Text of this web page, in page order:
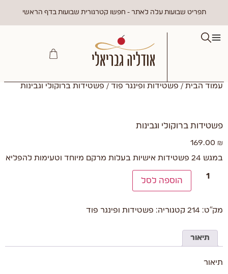
תפריט שבועות עלה לאתר - חפשו קטרגורית שבועות בדף הראשי
עמוד הבית / פשטידות ופינגר פוד / פשטידות ברוקולי וגבינות
פשטידות ברוקולי וגבינות
169.00 ₪
במגש 24 פשטידות אישיות בעלות מרקם מיוחד וטעימות להפליא
הוספה לסל
מק"ט: 214 קטגוריה: פשטידות ופינגר פוד
תיאור
תיאור